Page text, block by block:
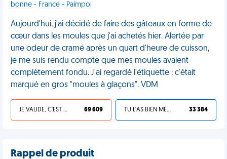
bonne - France - Paimpol
Aujourd'hui, j'ai décidé de faire des gâteaux en forme de
cœur dans les moules que j'ai achetés hier. Alertée par
une odeur de cramé après un quart d'heure de cuisson,
je me suis rendu compte que mes moules avaient
complètement fondu. J'ai regardé l'étiquette : c'était
marqué en gros "moules à glaçons". VDM
JE VALIDE, C'EST UNE VDM 69 609 TU L'AS BIEN MÉRITÉ 33 384
Rappel de produit